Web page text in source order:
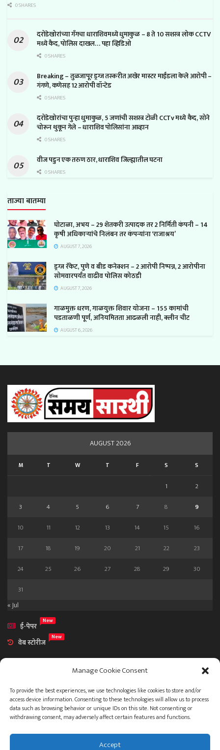
Manage Cookie Consent
To provide the best experiences, we use technologies like cookies to store and/or
access device information. Consenting to these technologies will allow us to process
data such as browsing behavior or unique IDs on this site. Not consenting or
withdrawing consent, may adversely affect certain features and functions.
Accept
0 SHARES
दरोडेखोरांच्या गँगचा धाराशिवमध्ये धुमाकुळ – 8 ते 10 सशस्त्र लोक CCTV
मध्ये कैद, पोलिस दाखल… पहा व्हिडिओ
0 SHARES
Breaking – तुळजापूर ड्रग्ज तस्करीत अखेर मास्टर माईंडला केले आरोपी –
गंगणे, कणेसह 12 आरोपी वॉन्टेड
0 SHARES
दरोडेखोरांचा पुन्हा धुमाकुळ, 5 जणांची सशस्त्र टोळी CCTv मध्ये कैद, सोने
चोरून थुकून गेले – धाराशिव पोलिसांना आव्हान
0 SHARES
वीज पडुन एक तरुण ठार, धाराशिव जिल्ह्यातील घटना
0 SHARES
ताज्या बातम्या
घोटाळा, अभय – 29 शेतकरी उत्पादक तर 2 निर्मिती कंपनी – 14
कृषी अधिकाऱ्यांचे निलंबन तर कंपन्यांना ‘राजाश्रय’
AUGUST 7, 2026
ड्रग्ज रॅकेट, पुणे व बीड कनेक्शन – 2 आरोपी निष्पन्न, 2 आरोपीना
सोमवारपर्यंत वाढीव पोलिस कोठडी
AUGUST 7, 2026
गाळमुक्त धरण, गाळयुक्त शिवार योजना – 155 कामांची
पडताळणी पूर्ण, अनियमितता आढळली नाही, क्लीन चीट
AUGUST 6, 2026
AUGUST 2026
M T W T F S S
1
2
3
4 5 6 7 8
9
10
11 12 13 14 15
16
17
18 19 20 21 22
23
24
25 26 27 28 29
30
31
« Jul
ई-पेपर
New
वेब स्टोरीज New
आमच्या विषयी
संपर्क